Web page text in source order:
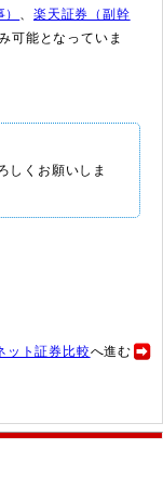
、楽天証券（副幹
可能となっていま
しくお願いしま
ット証券比較へ進む